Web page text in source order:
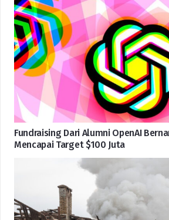
Fundraising Dari Alumni OpenAI
Mencapai Target $100 Juta